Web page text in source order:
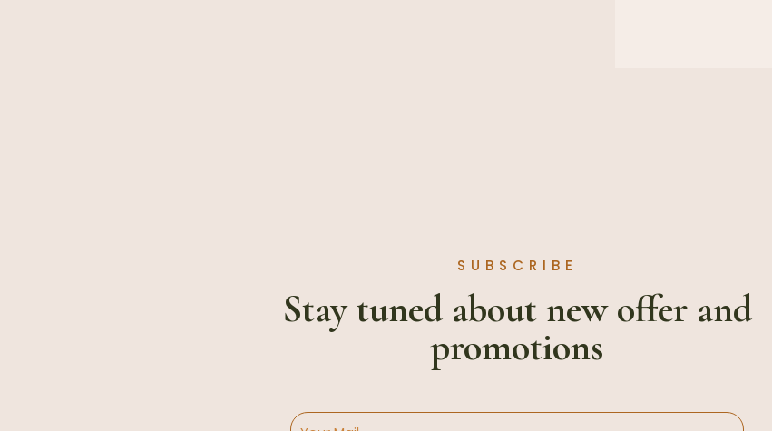
SUBSCRIBE
Stay tuned about new offer and
promotions